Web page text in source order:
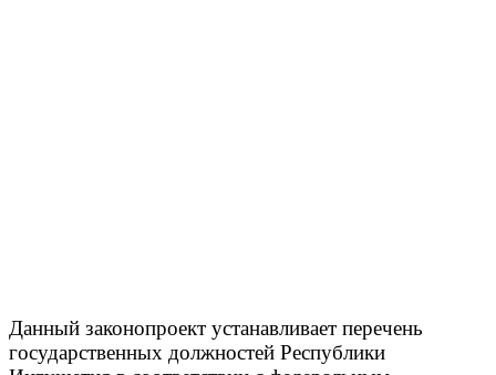
Данный законопроект устанавливает перечень
государственных должностей Республики